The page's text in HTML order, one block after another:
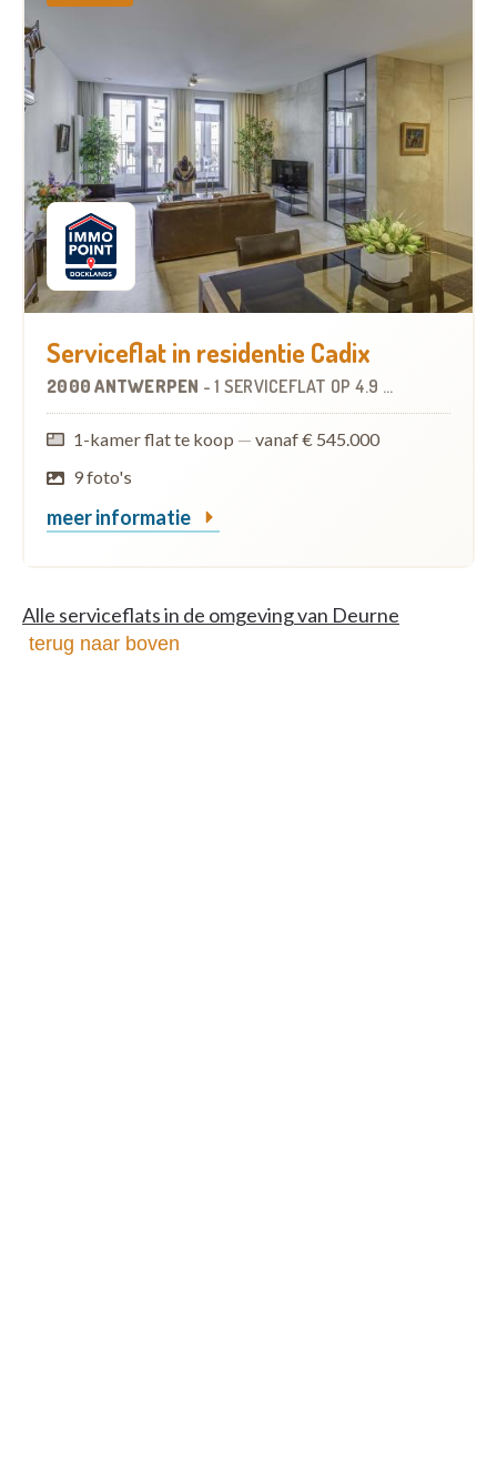
Serviceflat in residentie Cadix
2000 ANTWERPEN -1 SERVICEFLAT OP 4.9 KM
1-kamer flat te koop — vanaf € 545.000
9 foto's
meer informatie
Alle serviceflats in de omgeving van Deurne
terug naar boven